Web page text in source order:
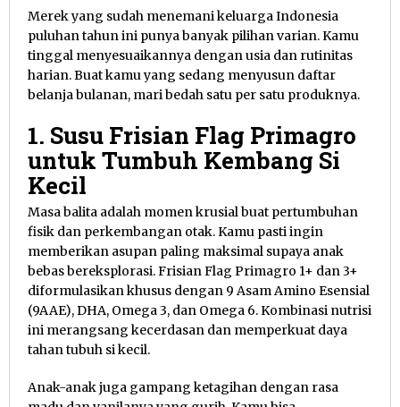
Merek yang sudah menemani keluarga Indonesia
puluhan tahun ini punya banyak pilihan varian. Kamu
tinggal menyesuaikannya dengan usia dan rutinitas
harian. Buat kamu yang sedang menyusun daftar
belanja bulanan, mari bedah satu per satu produknya.
1. Susu Frisian Flag Primagro
untuk Tumbuh Kembang Si
Kecil
Masa balita adalah momen krusial buat pertumbuhan
fisik dan perkembangan otak. Kamu pasti ingin
memberikan asupan paling maksimal supaya anak
bebas bereksplorasi. Frisian Flag Primagro 1+ dan 3+
diformulasikan khusus dengan 9 Asam Amino Esensial
(9AAE), DHA, Omega 3, dan Omega 6. Kombinasi nutrisi
ini merangsang kecerdasan dan memperkuat daya
tahan tubuh si kecil.
Anak-anak juga gampang ketagihan dengan rasa